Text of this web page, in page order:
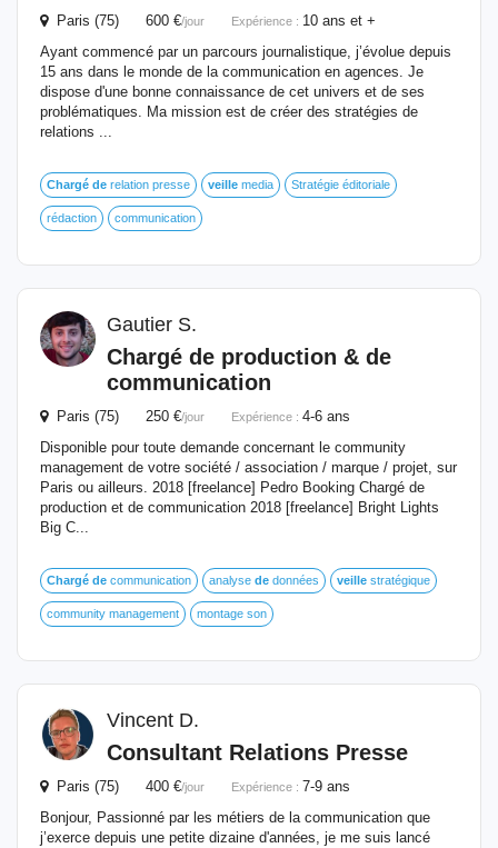
Paris (75) 600 €/jour Expérience : 10 ans et +
Ayant commencé par un parcours journalistique, j’évolue depuis
15 ans dans le monde de la communication en agences. Je
dispose d'une bonne connaissance de cet univers et de ses
problématiques. Ma mission est de créer des stratégies de
relations ...
Chargé de relation presse veille media Stratégie éditoriale
rédaction communication
Gautier S.
Chargé de production & de
communication
Paris (75) 250 €/jour Expérience : 4-6 ans
Disponible pour toute demande concernant le community
management de votre société / association / marque / projet, sur
Paris ou ailleurs. 2018 [freelance] Pedro Booking Chargé de
production et de communication 2018 [freelance] Bright Lights
Big C...
Chargé de communication analyse de données veille stratégique
community management montage son
Vincent D.
Consultant Relations Presse
Paris (75) 400 €/jour Expérience : 7-9 ans
Bonjour, Passionné par les métiers de la communication que
j’exerce depuis une petite dizaine d'années, je me suis lancé